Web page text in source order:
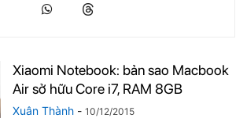
Xiaomi Notebook: bản sao Macbook
Air sở hữu Core i7, RAM 8GB
Xuân Thành - 10/12/2015